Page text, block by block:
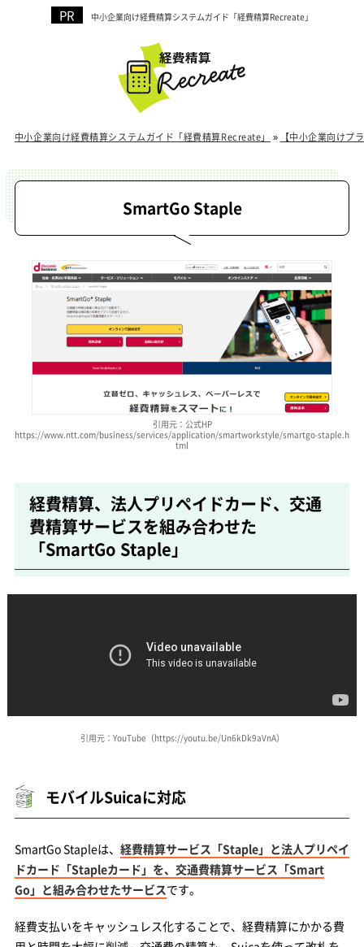
中小企業向け経費精算システムガイド「経費精算Recreate」
中小企業向け経費精算システムガイド「経費精算Recreate」 » 【中小企業向けプ
SmartGo Staple
引用元：公式HP
https://www.ntt.com/business/services/application/smartworkstyle/smartgo-staple.h
tml
経費精算、法人プリペイドカード、交通
費精算サービスを組み合わせた
「SmartGo Staple」
引用元：YouTube（https://youtu.be/Un6kDk9aVnA）
モバイルSuicaに対応
SmartGo Stapleは、 経費精算サービス「Staple」と法人プリペイ
ドカード「Stapleカード」を、交通費精算サービス「Smart
Go」と組み合わせたサービスです。
経費支払いをキャッシュレス化することで、経費精算にかかる費